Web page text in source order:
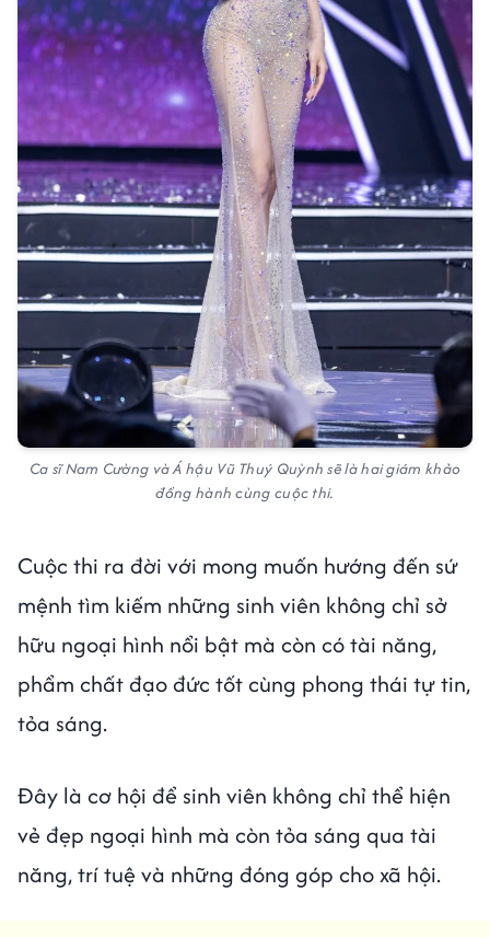
Ca sĩ Nam Cường và Á hậu Vũ Thuý Quỳnh sẽ là hai giám khảo
đồng hành cùng cuộc thi.
Cuộc thi ra đời với mong muốn hướng đến sứ
mệnh tìm kiếm những sinh viên không chỉ sở
hữu ngoại hình nổi bật mà còn có tài năng,
phẩm chất đạo đức tốt cùng phong thái tự tin,
tỏa sáng.
Đây là cơ hội để sinh viên không chỉ thể hiện
vẻ đẹp ngoại hình mà còn tỏa sáng qua tài
năng, trí tuệ và những đóng góp cho xã hội.